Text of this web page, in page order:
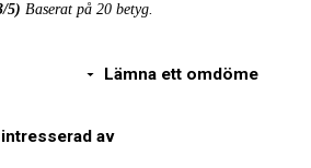
/5) Baserat på 20 betyg.
Lämna ett omdöme
av